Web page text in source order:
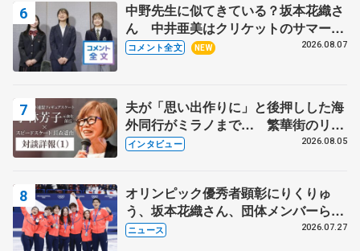
中野先生に似てきている？坂本花織さ
ん 中井亜美はクリケットのサマーキ
ャンプに 島田麻央はたくさん試合に
コメント全文 NEW 2026.08.07
夫が「思い出作りに」と後押しした海
外同行がミラノまで… 繁華街のリン
クでは不良のお兄さんも味方に 小林
インタビュー 2026.08.05
オリンピック優秀者顕彰にりくりゅ
う、坂本花織さん、団体メンバーら
8月7日に文科省が表彰式、ブルーノ・
ニュース 2026.07.27